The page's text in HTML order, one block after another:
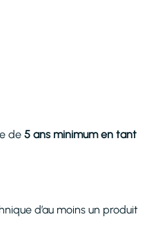
de 5 ans minimum en tant
d’au moins un produit